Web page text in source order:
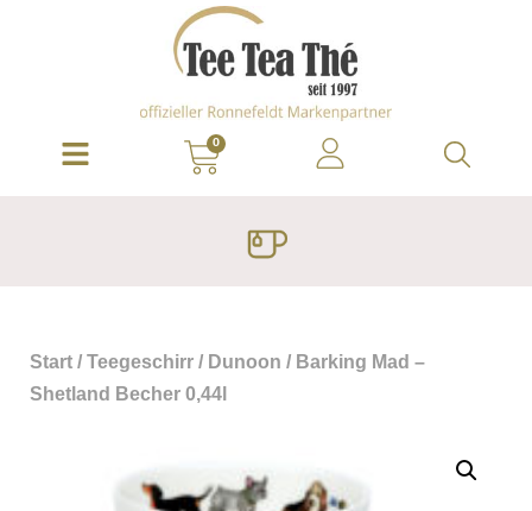
0
Start / Teegeschirr / Dunoon / Barking Mad –
Shetland Becher 0,44l